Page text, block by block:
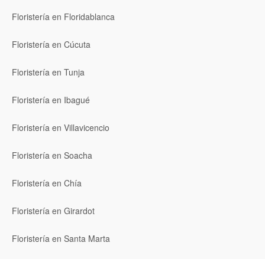
Floristería en Floridablanca
Floristería en Cúcuta
Floristería en Tunja
Floristería en Ibagué
Floristería en Villavicencio
Floristería en Soacha
Floristería en Chía
Floristería en Girardot
Floristería en Santa Marta